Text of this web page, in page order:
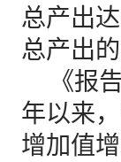
总产出
总产出
《报告
年以来
增加值